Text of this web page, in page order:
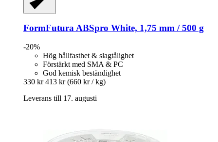
FormFuturaABSpro White, 1,75 mm / 500 g
-20%
Hög hållfasthet & slagtålighet
Förstärkt med SMA & PC
God kemisk beständighet
330 kr 413 kr (660 kr / kg)
Leverans till 17. augusti